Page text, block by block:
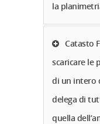
la
Catasto
scaricare le
di un intero
delega di
quella